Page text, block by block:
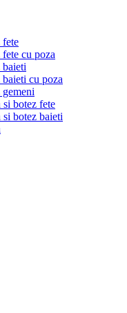
cu poza
cu poza
botez fete
botez baieti